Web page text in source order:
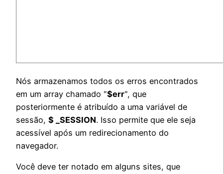
Nós armazenamos todos os erros encontrados
em um array chamado "$err", que
posteriormente é atribuído a uma variável de
sessão, $ _SESSION. Isso permite que ele seja
acessível após um redirecionamento do
navegador.
Você deve ter notado em alguns sites, que